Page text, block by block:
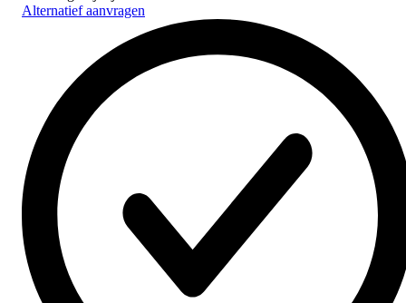
Alternatief aanvragen